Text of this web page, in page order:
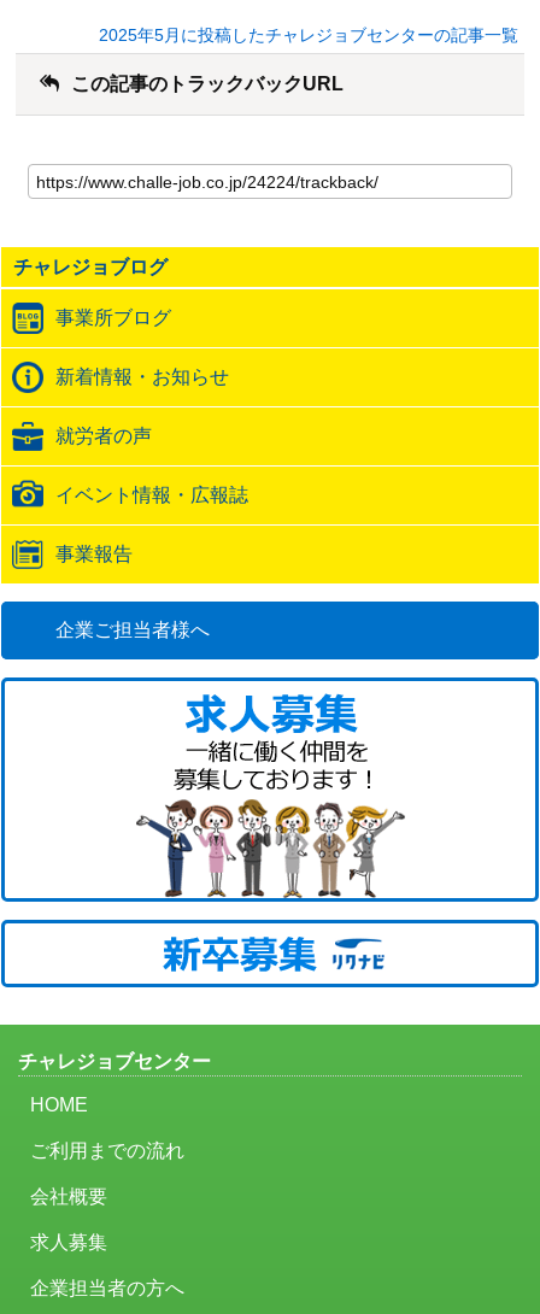
2025年5月に投稿したチャレジョブセンターの記事一覧
この記事のトラックバックURL
の
記
の
ト
ッ
ク
バ
ッ
URL
チャレジョブログ
事業所ブログ
新着情報・お知らせ
就労者の声
イベント情報・広報誌
事業報告
企業ご担当者様へ
チャレジョブセンター
HOME
ご利用までの流れ
会社概要
求人募集
企業担当者の方へ